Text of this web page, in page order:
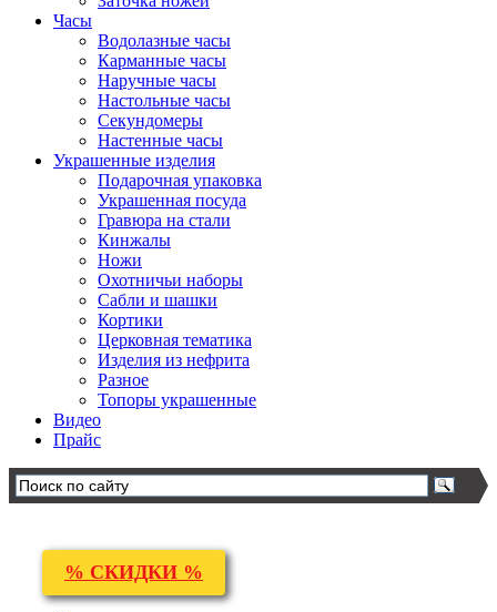
Часы
Водолазные часы
Карманные часы
Наручные часы
Настольные часы
Секундомеры
Настенные часы
Украшенные изделия
Подарочная упаковка
Украшенная посуда
Гравюра на стали
Кинжалы
Ножи
Охотничьи наборы
Сабли и шашки
Кортики
Церковная тематика
Изделия из нефрита
Разное
Топоры украшенные
Видео
Прайс
% СКИДКИ %